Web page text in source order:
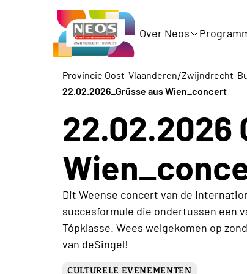
Over Neos
Provincie Oost-Vlaanderen/Zwijndrecht-
22.02.2026_Grüsse aus Wien_concert
22.02.2026
Dit Weense concert van de
succesformule die ondertussen een
Tópklasse. Wees welgekomen op
van deSingel!
CULTURELE EVENEMENTEN